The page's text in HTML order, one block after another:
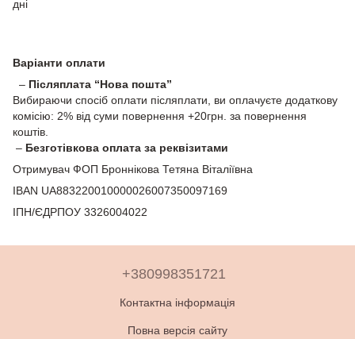
дні
Варіанти оплати
– Післяплата “Нова пошта”
Вибираючи спосіб оплати післяплати, ви оплачуєте додаткову
комісію: 2% від суми повернення +20грн. за повернення
коштів.
– Безготівкова оплата за реквізитами
Отримувач ФОП Броннікова Тетяна Віталіївна
IBAN UA883220010000026007350097169
ІПН/ЄДРПОУ 3326004022
+380998351721
Контактна інформація
Повна версія сайту